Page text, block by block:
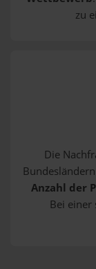
zu
Die
Anzahl der
Bei einer